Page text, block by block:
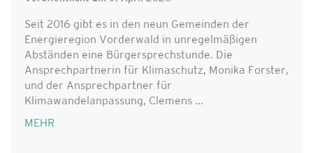
Seit 2016 gibt es in den neun Gemeinden der
Energieregion Vorderwald in unregelmäßigen
Abständen eine Bürgersprechstunde. Die
Ansprechpartnerin für Klimaschutz, Monika Forster,
und der Ansprechpartner für
Klimawandelanpassung, Clemens ...
MEHR